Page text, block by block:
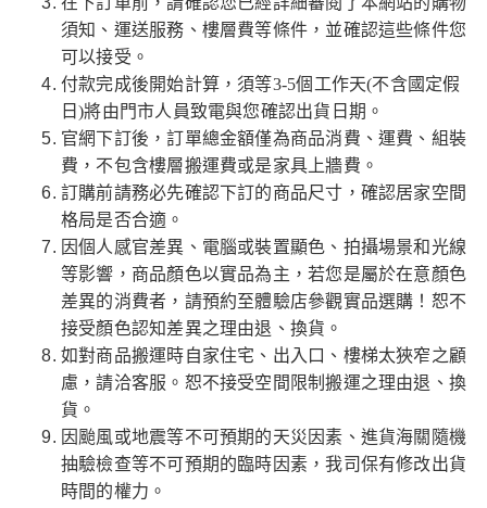
須知、運送服務、樓層費等條件，並確認這些條件您
可以接受。
付款完成後開始計算，須等3-5個工作天(不含國定假
日)將由門市人員致電與您確認出貨日期。
官網下訂後，訂單總金額僅為商品消費、運費、組裝
費，不包含樓層搬運費或是家具上牆費。
訂購前請務必先確認下訂的商品尺寸，確認居家空間
格局是否合適。
因個人感官差異、電腦或裝置顯色、拍攝場景和光線
等影響，商品顏色以實品為主，若您是屬於在意顏色
差異的消費者，請預約至體驗店參觀實品選購！恕不
接受顏色認知差異之理由退、換貨。
如對商品搬運時自家住宅、出入口、樓梯太狹窄之顧
慮，請洽客服。恕不接受空間限制搬運之理由退、換
貨。
因颱風或地震等不可預期的天災因素、進貨海關隨機
抽驗檢查等不可預期的臨時因素，我司保有修改出貨
時間的權力。